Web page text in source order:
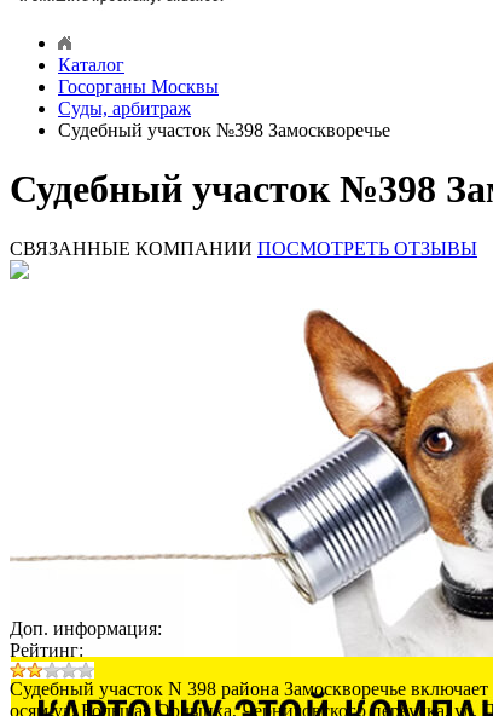
Каталог
Госорганы Москвы
Суды, арбитраж
Судебный участок №398 Замоскворечье
Судебный участок №398
СВЯЗАННЫЕ КОМПАНИИ ПОСМОТРЕТЬ ОТЗЫВЫ
Доп. информация:
Рейтинг:
Судебный участок N 398 района Замоскворечье
осям ул. Большая Ордынка, Черниговского переулка, ул.